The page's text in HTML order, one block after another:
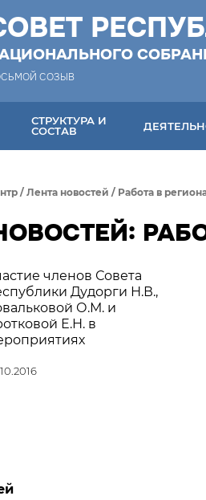
СОЗЫВ
СТРУКТУРА И
СОСТАВ
/ Лента новостей / Работа в
членов Совета
Дудорги Н.В.,
О.М. и
Е.Н. в